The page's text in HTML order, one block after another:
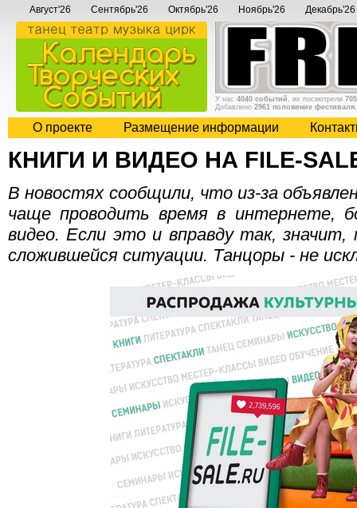
Август'26 Сентябрь'26 Октябрь'26 Ноябрь'26 Декабрь'26
У нас 4040 событий , их посмотрели
Добавлено 2961 положение фестиваля
О проекте Размещение информации
КНИГИ И ВИДЕО НА FILE-
В новостях сообщили, что из-за
чаще проводить время в интернете,
видео. Если это и вправду так, значит,
сложившейся ситуации. Танцоры - не